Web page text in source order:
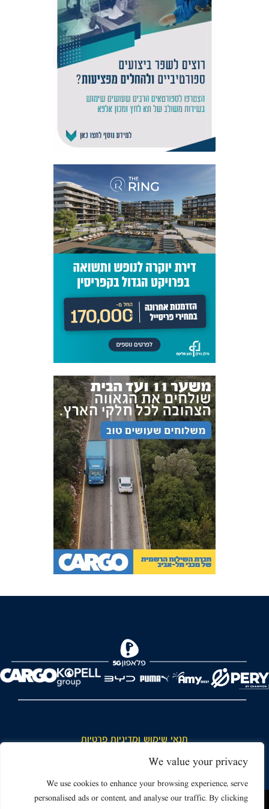
We value your privacy
We use cookies to enhance your browsing experience, serve
personalised ads or content, and analyse our traffic. By clicking
FOREVER
תנאי שימוש ומדיניות פרטיות
כללי כניסה והתנהגות באצטדיון ותנאי שימוש בכרטיסים
דרושים
צור קשר
האתר שאתה גולש בו עשוי להשתמש בעוגיות (קוקיז) ובטכנולוגיות דומות.